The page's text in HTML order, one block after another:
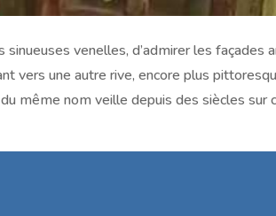
venelles, d’admirer les façades
vers une autre rive, encore plus
même nom veille depuis des siècles sur